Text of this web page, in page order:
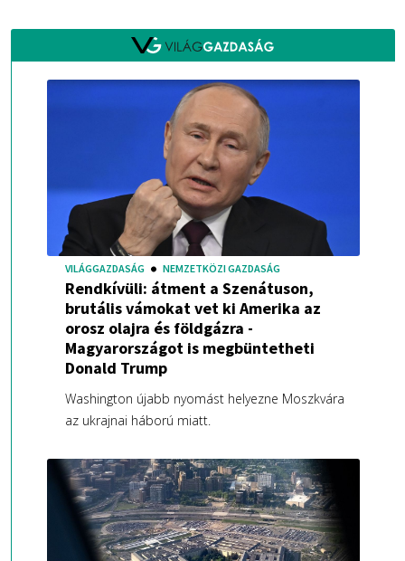
VILÁGGAZDASÁG NEMZETKÖZI GAZDASÁG
Rendkívüli: átment a Szenátuson,
brutális vámokat vet ki Amerika az
orosz olajra és földgázra -
Magyarországot is megbüntetheti
Donald Trump
Washington újabb nyomást helyezne Moszkvára
az ukrajnai háború miatt.